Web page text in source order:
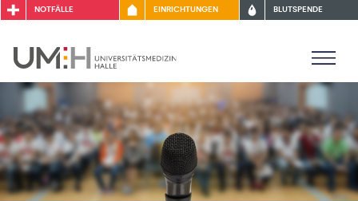
NOTFÄLLE EINRICHTUNGEN BLUTSPENDE